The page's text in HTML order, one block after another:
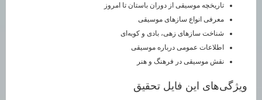
تاریخچه موسیقی از دوران باستان تا امروز
معرفی انواع سازهای موسیقی
شناخت سازهای زهی، بادی و کوبه‌ای
اطلاعات عمومی درباره موسیقی
نقش موسیقی در فرهنگ و هنر
ویژگی‌های این فایل تحقیق